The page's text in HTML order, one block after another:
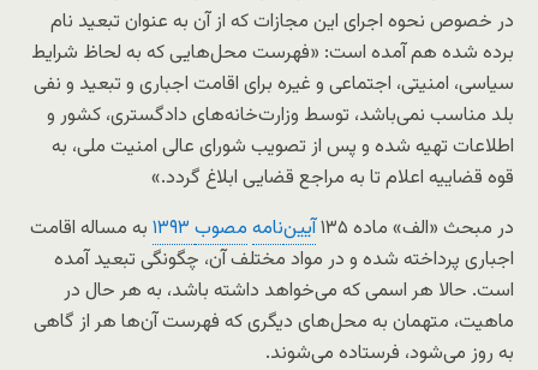
در خصوص نحوه اجرای این مجازات که از آن به عنوان تبعید نام
برده شده هم آمده است: «فهرست محل‌هایی که به لحاظ شرایط
سیاسی، امنیتی، اجتماعی و غیره برای اقامت اجباری و تبعید و نفی
بلد مناسب نمی‌باشد، توسط وزارت‌خانه‌های دادگستری، کشور و
اطلاعات تهیه شده و پس از تصویب شورای عالی امنیت ملی، به
قوه قضاییه اعلام تا به مراجع قضایی ابلاغ گردد.»
در مبحث «الف» ماده ۱۳۵
آییننامه مصوب
به مساله اقامت
اجباری پرداخته شده و در مواد مختلف آن، چگونگی تبعید آمده
است. حالا هر اسمی که می‌خواهد داشته باشد، به هر حال در
ماهیت، متهمان به محل‌های دیگری که فهرست آن‌ها هر از گاهی
به روز می‌شود، فرستاده می‌شوند.